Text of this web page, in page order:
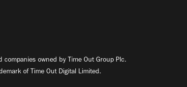
owned by Time Out Group Plc.
of Time Out Digital Limited.